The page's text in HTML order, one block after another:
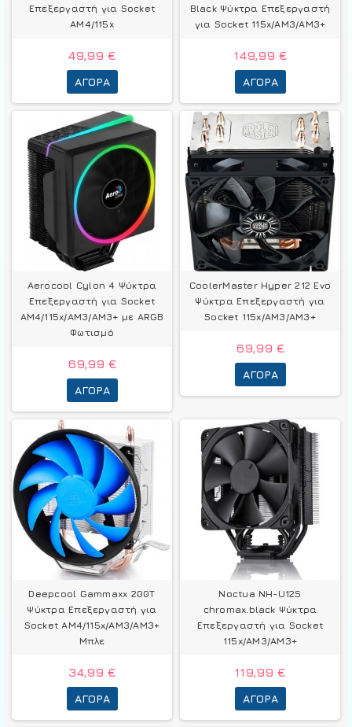
Επεξεργαστή για Socket
AM4/115x
49,99 €
ΑΓΟΡΆ
Black Ψύκτρα Επεξεργαστή
για Socket 115x/AM3/AM3+
149,99 €
ΑΓΟΡΆ
Aerocool Cylon 4 Ψύκτρα
Επεξεργαστή για Socket
AM4/115x/AM3/AM3+ με ARGB
Φωτισμό
69,99 €
ΑΓΟΡΆ
CoolerMaster Hyper 212 Evo
Ψύκτρα Επεξεργαστή για
Socket 115x/AM3/AM3+
69,99 €
ΑΓΟΡΆ
Deepcool Gammaxx 200T
Ψύκτρα Επεξεργαστή για
Socket AM4/115x/AM3/AM3+
Μπλε
34,99 €
ΑΓΟΡΆ
Noctua NH-U12S
chromax.black Ψύκτρα
Επεξεργαστή για Socket
115x/AM3/AM3+
119,99 €
ΑΓΟΡΆ